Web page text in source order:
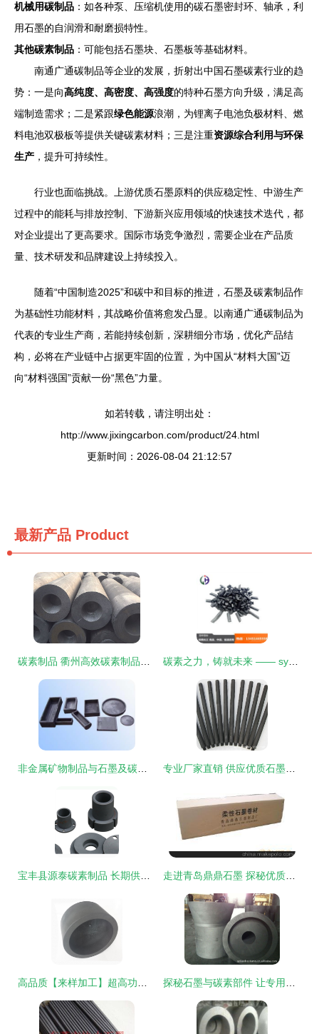
机械用碳制品 ：如各种泵、压缩机使用的碳石墨密封环、轴承，利
用石墨的自润滑和耐磨损特性。
其他碳素制品 ：可能包括石墨块、石墨板等基础材料。
南通广通碳制品等企业的发展，折射出中国石墨碳素行业的趋
势：一是向高纯度、高密度、高强度的特种石墨方向升级，满足高
端制造需求；二是紧跟绿色能源浪潮，为锂离子电池负极材料、燃
料电池双极板等提供关键碳素材料；三是注重资源综合利用与环保
生产 ，提升可持续性。
行业也面临挑战。上游优质石墨原料的供应稳定性、中游生产
过程中的能耗与排放控制、下游新兴应用领域的快速技术迭代，都
对企业提出了更高要求。国际市场竞争激烈，需要企业在产品质
量、技术研发和品牌建设上持续投入。
随着“中国制造2025”和碳中和目标的推进，石墨及碳素制品作
为基础性功能材料，其战略价值将愈发凸显。以南通广通碳制品为
代表的专业生产商，若能持续创新，深耕细分市场，优化产品结
构，必将在产业链中占据更牢固的位置，为中国从“材料大国”迈
向“材料强国”贡献一份“黑色”力量。
如若转载，请注明出处：
http://www.jixingcarbon.com/product/24.html
更新时间：2026-08-04 21:12:57
最新产品 Product